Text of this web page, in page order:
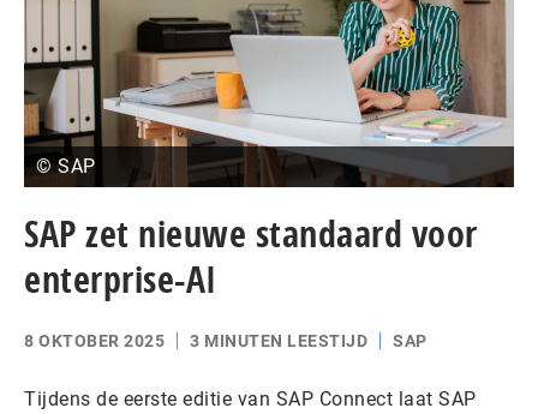
© SAP
SAP zet nieuwe standaard voor
enterprise-AI
8 OKTOBER 2025 3 MINUTEN LEESTIJD SAP
Tijdens de eerste editie van SAP Connect laat SAP